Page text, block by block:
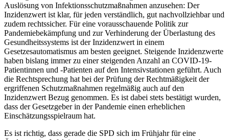
Auslösung von Infektionsschutzmaßnahmen anzusehen: Der
Inzidenzwert ist klar, für jeden verständlich, gut nachvollziehbar und
zudem rechtssicher. Für eine vorausschauende Politik zur
Pandemiebekämpfung und zur Verhinderung der Überlastung des
Gesundheitssystems ist der Inzidenzwert in einem
Gesetzesautomatismus am besten geeignet. Steigende Inzidenzwerte
haben bislang immer zu einer steigenden Anzahl an COVID-19-
Patientinnen und -Patienten auf den Intensivstationen geführt. Auch
die Rechtsprechung hat bei der Prüfung der Rechtmäßigkeit der
ergriffenen Schutzmaßnahmen regelmäßig auch auf den
Inzidenzwert Bezug genommen. Es ist dabei stets bestätigt wurden,
dass der Gesetzgeber in der Pandemie einen erheblichen
Einschätzungsspielraum hat.
Es ist richtig, dass gerade die SPD sich im Frühjahr für eine